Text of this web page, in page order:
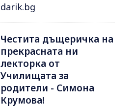
darik.bg
Честита дъщеричка на
прекрасната ни
лекторка от
Училищата за
родители - Симона
Крумова!